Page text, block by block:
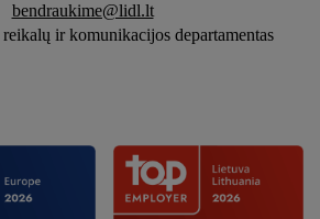
bendraukime@lidl.lt
ir komunikacijos departamentas